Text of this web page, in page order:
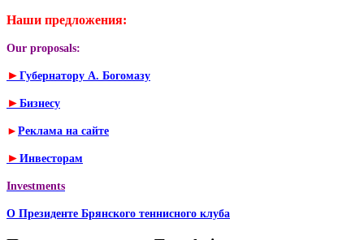
Наши предложения:
Our proposals:
► Губернатору А. Богомазу
► Бизнесу
► Реклама на сайте
► Инвесторам
Investments
О Президенте Брянского теннисного клуба